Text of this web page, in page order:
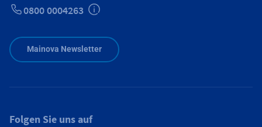
0800 0004263
Mainova Newsletter
Folgen Sie uns auf